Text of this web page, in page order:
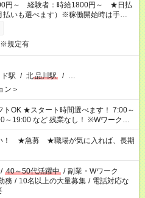
円～ 経験者：時給1800円～ ★日払
いも選べます）※稼働開始時は手続き
ます。
※規定有
駅 / 北品川駅 / …
ン＞
す！ 7:00～
など 残業なし！ ※Wワークの
せ週40時間超の就業はご案内できませ
時間以上勤務は社会保険への加入対象
（日雇い派遣の原則禁止）により、
案内が難しい場合があります
！ ★急募 ★職場が気に入れば、長期
/ 40～50代活躍中 / 副業・Wワーク
務 / 10名以上の大量募集 / 電話対応な